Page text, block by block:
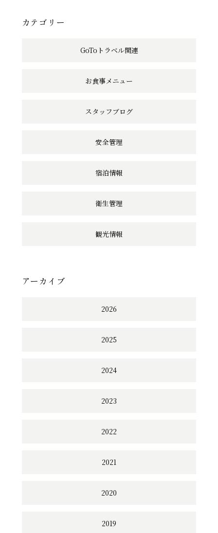
へ
カテゴリー
GoToトラベル関連
お食事メニュー
スタッフブログ
安全管理
宿泊情報
衛生管理
観光情報
アーカイブ
2026
2025
2024
2023
2022
2021
2020
2019